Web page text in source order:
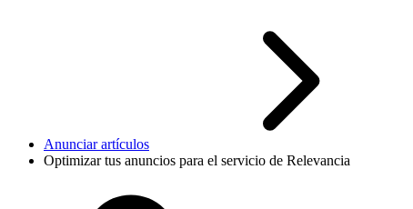
Anunciar artículos
Optimizar tus anuncios para el servicio de Relevancia